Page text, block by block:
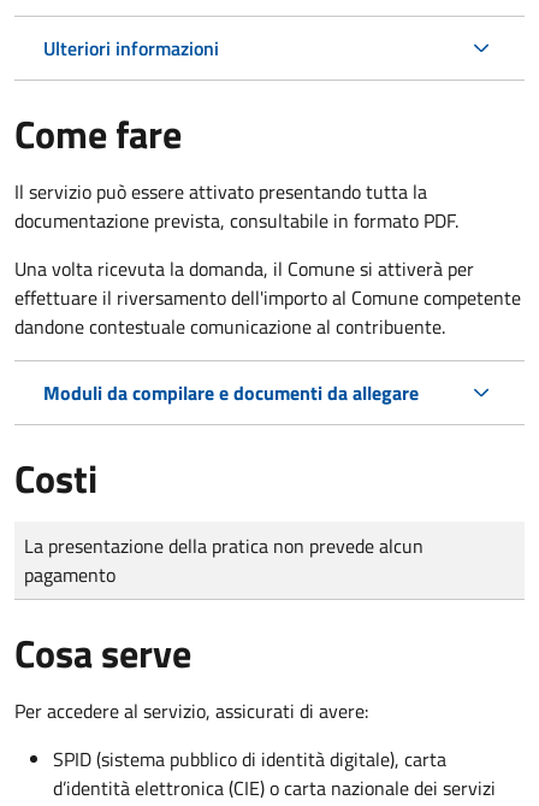
Ulteriori informazioni
Come fare
Il servizio può essere attivato presentando tutta la
documentazione prevista, consultabile in formato PDF.
Una volta ricevuta la domanda, il Comune si attiverà per
effettuare il riversamento dell'importo al Comune competente
dandone contestuale comunicazione al contribuente.
Moduli da compilare e documenti da allegare
Costi
Tipo di pagamento
Importo
La presentazione della pratica non prevede alcun
pagamento
Cosa serve
Per accedere al servizio, assicurati di avere:
SPID (sistema pubblico di identità digitale), carta
d’identità elettronica (CIE) o carta nazionale dei servizi